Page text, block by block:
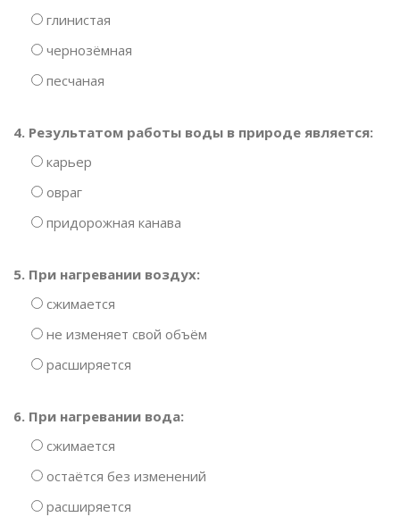
глинистая
чернозёмная
песчаная
4. Результатом работы воды в природе является:
карьер
овраг
придорожная канава
5. При нагревании воздух:
сжимается
не изменяет свой объём
расширяется
6. При нагревании вода:
сжимается
остаётся без изменений
расширяется